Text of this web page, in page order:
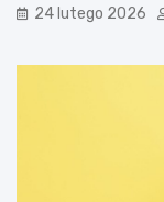
24 lutego 2026